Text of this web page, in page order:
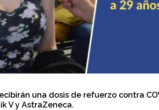
una dosis de refuerzo contra
V y AstraZeneca.